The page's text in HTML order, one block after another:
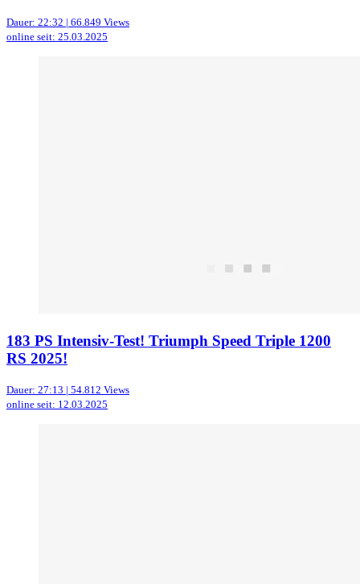
Dauer: 22:32 | 66.849 Views
online seit: 25.03.2025
183 PS Intensiv-Test! Triumph Speed Triple 1200
RS 2025!
Dauer: 27:13 | 54.812 Views
online seit: 12.03.2025